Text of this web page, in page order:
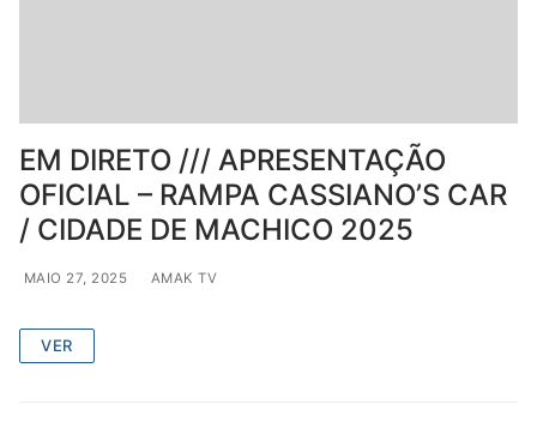
EM DIRETO /// APRESENTAÇÃO
OFICIAL – RAMPA CASSIANO’S CAR
/ CIDADE DE MACHICO 2025
MAIO 27, 2025 AMAK TV
VER